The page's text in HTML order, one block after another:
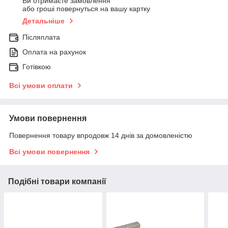
або гроші повернуться на вашу картку
Детальніше
Післяплата
Оплата на рахунок
Готівкою
Всі умови оплати
Умови повернення
Повернення товару впродовж 14 днів за домовленістю
Всі умови повернення
Подібні товари компанії